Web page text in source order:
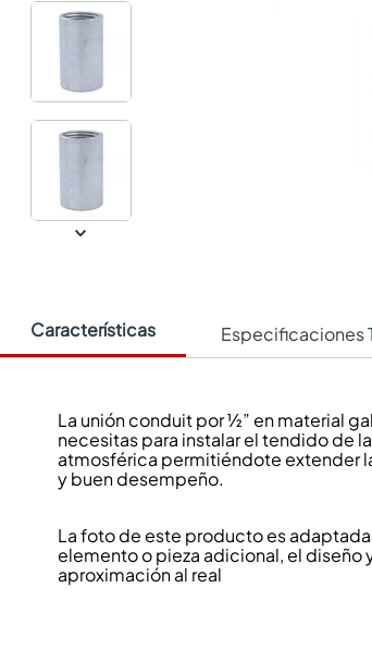
Características Especificaciones
La unión conduit por ½” en material
necesitas para instalar el tendido de
atmosférica permitiéndote extender
y buen desempeño.
La foto de este producto es
elemento o pieza adicional, el diseño
aproximación al real